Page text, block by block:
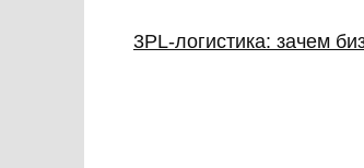
3PL‑логистика: зачем